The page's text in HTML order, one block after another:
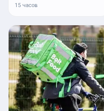
15 часов